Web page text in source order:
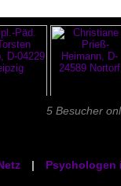
5 Besucher
| Psychologen